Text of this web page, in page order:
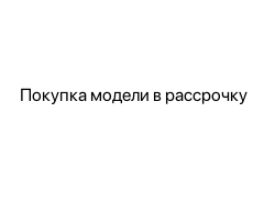
Покупка модели в рассрочку